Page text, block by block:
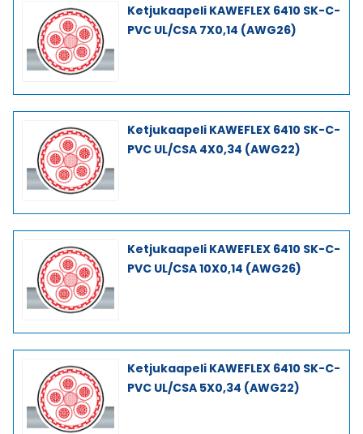
Ketjukaapeli KAWEFLEX 6410 SK-C-
PVC UL/CSA 7X0,14 (AWG26)
Ketjukaapeli KAWEFLEX 6410 SK-C-
PVC UL/CSA 4X0,34 (AWG22)
Ketjukaapeli KAWEFLEX 6410 SK-C-
PVC UL/CSA 10X0,14 (AWG26)
Ketjukaapeli KAWEFLEX 6410 SK-C-
PVC UL/CSA 5X0,34 (AWG22)